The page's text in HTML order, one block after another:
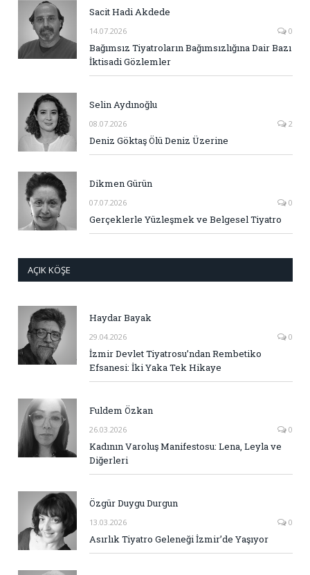
Sacit Hadi Akdede
14.07.2026 0
Bağımsız Tiyatroların Bağımsızlığına Dair Bazı
İktisadi Gözlemler
Selin Aydınoğlu
08.07.2026 2
Deniz Göktaş Ölü Deniz Üzerine
Dikmen Gürün
07.07.2026 0
Gerçeklerle Yüzleşmek ve Belgesel Tiyatro
AÇIK KÖŞE
Haydar Bayak
29.04.2026 0
İzmir Devlet Tiyatrosu’ndan Rembetiko
Efsanesi: İki Yaka Tek Hikaye
Fuldem Özkan
26.03.2026 0
Kadının Varoluş Manifestosu: Lena, Leyla ve
Diğerleri
Özgür Duygu Durgun
13.03.2026 0
Asırlık Tiyatro Geleneği İzmir’de Yaşıyor